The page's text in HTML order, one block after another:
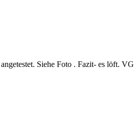
Siehe Foto . Fazit- es löft. VG